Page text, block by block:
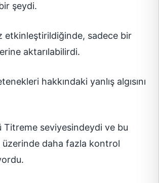
şeydi.
etkinleştirildiğinde, sadece bir
aktarılabilirdi.
hakkındaki yanlış algısını
Titreme seviyesindeydi ve bu
üzerinde daha fazla kontrol